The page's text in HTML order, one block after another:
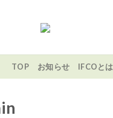
TOP お知らせ IFCOとは